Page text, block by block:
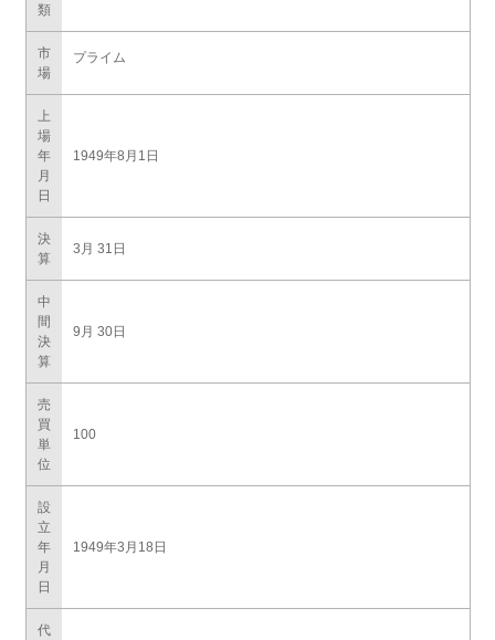
類
市
場
プライム
上
場
年
月
日
1949年8月1日
決
算
3月 31日
中
間
決
算
9月 30日
売
買
単
位
100
設
立
年
月
日
1949年3月18日
代